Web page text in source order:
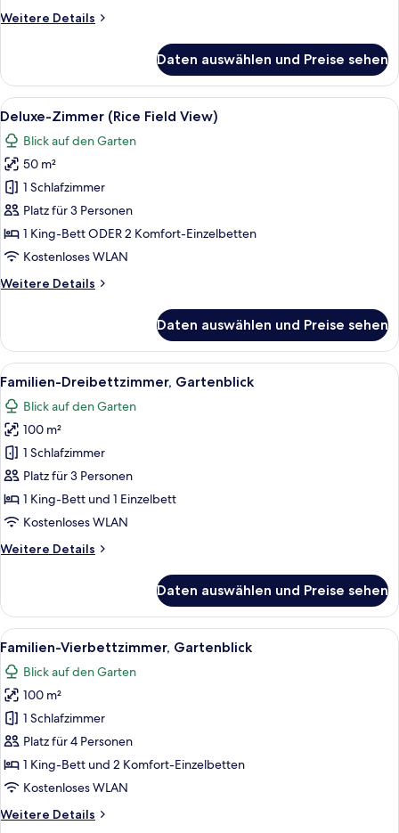
Weitere Details
Weitere
Zimmer,
Balkon,
Gartenblick
Daten auswählen und Preise sehen
Alle
Fotos
für
Deluxe-
Zimmer
(Rice
Field
View)
Deluxe-Zimmer (Rice Field View) |
8
Deluxe-Zimmer (Rice Field View)
Blick auf den Garten
50 m²
1 Schlafzimmer
Platz für 3 Personen
1 King-Bett ODER 2 Komfort-Einzelbetten
Kostenloses WLAN
Weitere Details
Weitere
Zimmer
(Rice
Field
Daten auswählen und Preise sehen
Alle
Fotos
für
Familien-
Dreibettzimmer,
Gartenblick
anzeigen
Ein modernes Hotelzimmer mit
5
Familien-Dreibettzimmer, Gartenblick
Blick auf den Garten
100 m²
1 Schlafzimmer
Platz für 3 Personen
1 King-Bett und 1 Einzelbett
Kostenloses WLAN
Weitere Details
Weitere
Dreibettzimmer,
Gartenblick
Daten auswählen und Preise sehen
Alle
Fotos
für
Familien-
Vierbettzimmer,
Gartenblick
anzeigen
Ein Hotelzimmer mit zwei Betten,
6
Familien-Vierbettzimmer, Gartenblick
Blick auf den Garten
100 m²
1 Schlafzimmer
Platz für 4 Personen
1 King-Bett und 2 Komfort-Einzelbetten
Kostenloses WLAN
Weitere Details
Weitere